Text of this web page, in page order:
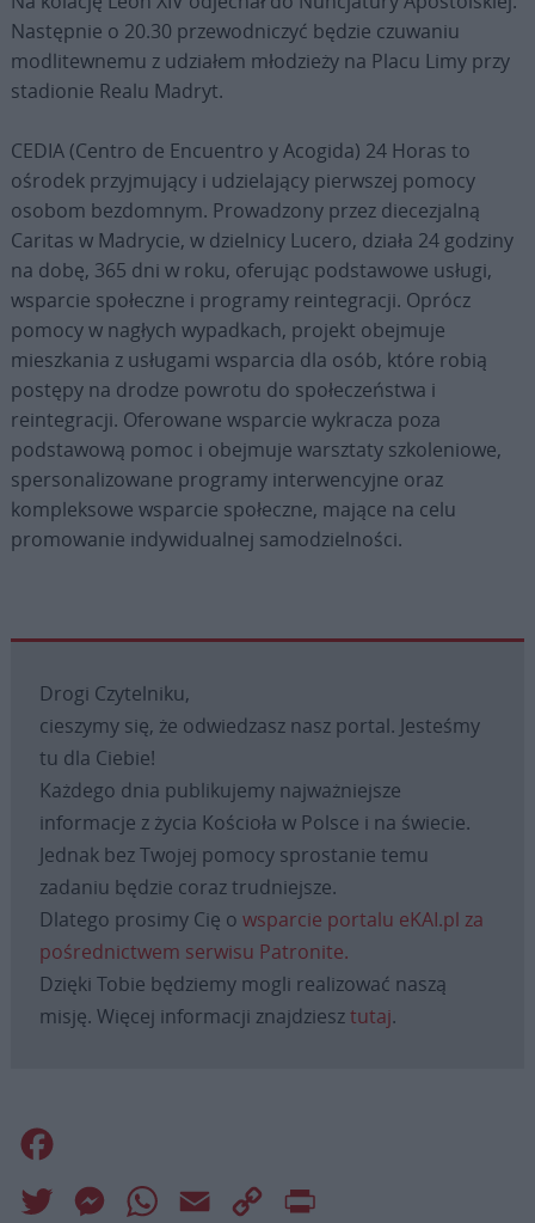
Następnie o 20.30 przewodniczyć będzie czuwaniu
modlitewnemu z udziałem młodzieży na Placu Limy przy
stadionie Realu Madryt.
CEDIA (Centro de Encuentro y Acogida) 24 Horas to
ośrodek przyjmujący i udzielający pierwszej pomocy
osobom bezdomnym. Prowadzony przez diecezjalną
Caritas w Madrycie, w dzielnicy Lucero, działa 24 godziny
na dobę, 365 dni w roku, oferując podstawowe usługi,
wsparcie społeczne i programy reintegracji. Oprócz
pomocy w nagłych wypadkach, projekt obejmuje
mieszkania z usługami wsparcia dla osób, które robią
postępy na drodze powrotu do społeczeństwa i
reintegracji. Oferowane wsparcie wykracza poza
podstawową pomoc i obejmuje warsztaty szkoleniowe,
spersonalizowane programy interwencyjne oraz
kompleksowe wsparcie społeczne, mające na celu
promowanie indywidualnej samodzielności.
Drogi Czytelniku,
cieszymy się, że odwiedzasz nasz portal. Jesteśmy
tu dla Ciebie!
Każdego dnia publikujemy najważniejsze
informacje z życia Kościoła w Polsce i na świecie.
Jednak bez Twojej pomocy sprostanie temu
zadaniu będzie coraz trudniejsze.
Dlatego prosimy Cię o wsparcie portalu eKAI.pl za
pośrednictwem serwisu Patronite.
Dzięki Tobie będziemy mogli realizować naszą
misję. Więcej informacji znajdziesztutaj.
Twitter MessengerWhatsApp
Email
Copy